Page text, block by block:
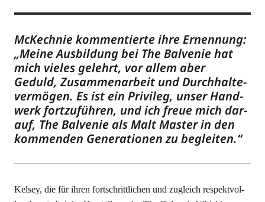
McK­ech­nie kom­men­tier­te ihre Ernen­nung:
„Mei­ne Aus­bil­dung bei The Bal­ve­nie hat
mich vie­les gelehrt, vor allem aber
Geduld, Zusam­men­ar­beit und Durch­hal­te­
ver­mö­gen. Es ist ein Pri­vi­leg, unser Hand­
werk fort­zu­füh­ren, und ich freue mich dar­
auf, The Bal­ve­nie als Malt Mas­ter in den
kom­men­den Gene­ra­tio­nen zu begleiten.“
Kel­sey, die für ihren fort­schritt­li­chen und zugleich respekt­vol­